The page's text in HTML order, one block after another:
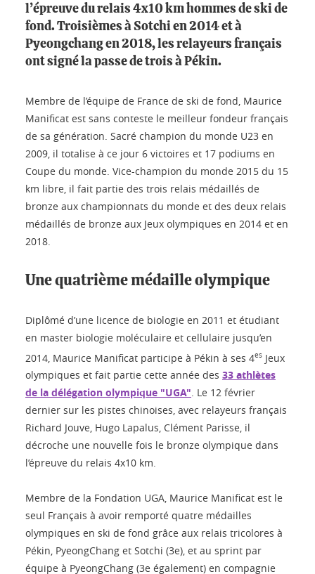
l’épreuve du relais 4x10 km hommes de ski de
fond. Troisièmes à Sotchi en 2014 et à
Pyeongchang en 2018, les relayeurs français
ont signé la passe de trois à Pékin.
Membre de l’équipe de France de ski de fond, Maurice
Manificat est sans conteste le meilleur fondeur français
de sa génération. Sacré champion du monde U23 en
2009, il totalise à ce jour 6 victoires et 17 podiums en
Coupe du monde. Vice-champion du monde 2015 du 15
km libre, il fait partie des trois relais médaillés de
bronze aux championnats du monde et des deux relais
médaillés de bronze aux Jeux olympiques en 2014 et en
2018.
Une quatrième médaille olympique
Diplômé d’une licence de biologie en 2011 et étudiant
en master biologie moléculaire et cellulaire jusqu’en
2014, Maurice Manificat participe à Pékin à ses 4es Jeux
olympiques et fait partie cette année des 33 athlètes
de la délégation olympique "UGA". Le 12 février
dernier sur les pistes chinoises, avec relayeurs français
Richard Jouve, Hugo Lapalus, Clément Parisse, il
décroche une nouvelle fois le bronze olympique dans
l’épreuve du relais 4x10 km.
Membre de la Fondation UGA, Maurice Manificat est le
seul Français à avoir remporté quatre médailles
olympiques en ski de fond grâce aux relais tricolores à
Pékin, PyeongChang et Sotchi (3e), et au sprint par
équipe à PyeongChang (3e également) en compagnie